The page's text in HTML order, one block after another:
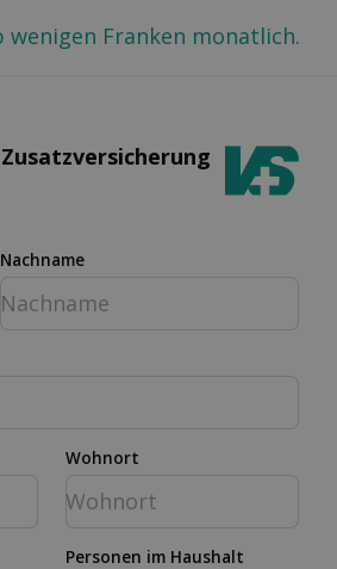
wenigen Franken monatlich.
Nachname
Wohnort
Personen im Haushalt